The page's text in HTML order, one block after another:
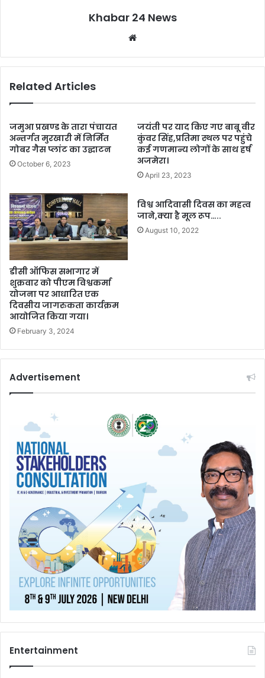
Khabar 24 News
Related Articles
जमुआ प्रखण्ड के तारा पंचायत
अन्तर्गत मुरखारी में निर्मित
गोबर गैस प्लांट का उद्घाटन
October 6, 2023
जयंती पर याद किए गए बाबू वीर
कुंवर सिंह,प्रतिमा स्थल पर पहुंचे
कई गणमान्य लोगों के साथ हर्ष
अजमेरा।
April 23, 2023
डीसी ऑफिस सभागार में
शुक्रवार को पीएम विश्वकर्मा
योजना पर आधारित एक
दिवसीय जागरुकता कार्यक्रम
आयोजित किया गया।
February 3, 2024
विश्व आदिवासी दिवस का महत्व
जाने,क्या है मूल रूप…..
August 10, 2022
Advertisement
Entertainment